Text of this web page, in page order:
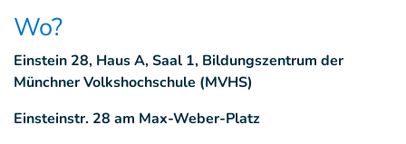
Wo?
Einstein 28, Haus A, Saal 1, Bildungszentrum der
Münchner Volkshochschule (MVHS)
Einsteinstr. 28 am Max-Weber-Platz